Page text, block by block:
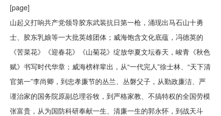
[page]
山起义打响共产党领导胶东武装抗日第一枪，涌现出马石山十勇
士、胶东乳娘等一大批英雄团体；威海饱含文化底蕴，冯德英的
《苦菜花》《迎春花》《山菊花》绽放华夏文坛春天，峻青《秋色
赋》书写时代华章；威海榜样辈出，从“一代完人”徐士林、“天下清
官第一”李尚卿，到忠孝廉节的丛兰、丛磐父子，从勤政廉洁、严
谨治家的国务院原副总理谷牧，到严格家教、不搞特权的全国劳模
张富贵，从为国防科研奉献一生、清廉一生的郭永怀，到战天斗